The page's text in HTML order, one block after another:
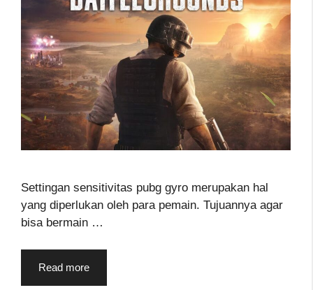
Settingan sensitivitas pubg gyro merupakan hal
yang diperlukan oleh para pemain. Tujuannya agar
bisa bermain …
Read more